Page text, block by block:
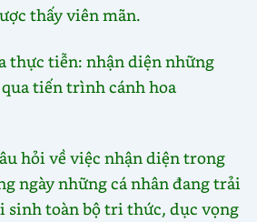
thấy viên mãn.
thực tiễn: nhận diện những
tiến trình cánh hoa
hỏi về việc nhận diện trong
ngày những cá nhân đang trải
sinh toàn bộ tri thức, dục vọng